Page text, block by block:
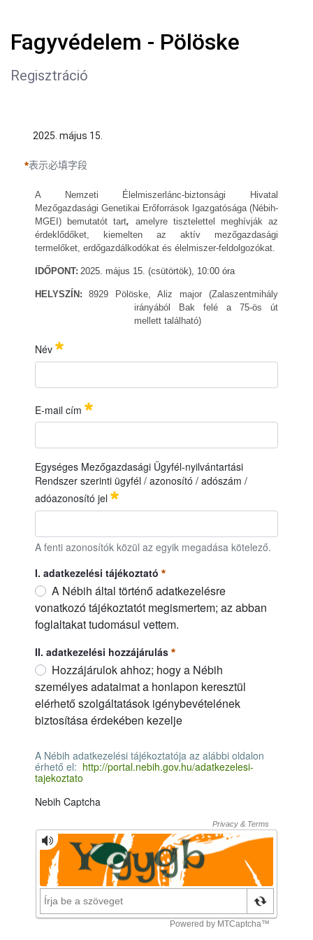
Fagyvédelem - Pölöske
Regisztráció
2025. május 15.
表示必填字段
A Nemzeti Élelmiszerlánc-biztonsági Hivatal
Mezőgazdasági Genetikai Erőforrások Igazgatósága (Nébih-
MGEI) bemutatót tart, amelyre tisztelettel meghívják az
érdeklődőket, kiemelten az aktív mezőgazdasági
termelőket, erdőgazdálkodókat és élelmiszer-feldolgozókat.
IDŐPONT: 2025. május 15. (csütörtök), 10:00 óra
HELYSZÍN:
8929 Pölöske, Aliz major (Zalaszentmihály
irányából Bak felé a 75-ös út
mellett található)
A Nemzeti Élelmiszerlánc-biztonsági Hivatal Mezőgazdasági
Név
E-mail cím
Egységes Mezőgazdasági Ügyfél-nyilvántartási
Rendszer szerinti ügyfél / azonosító / adószám /
adóazonosító jel
Egységes Mezőgazdasági Ügyfél-nyilvántartási Rendszer
A fenti azonosítók közül az egyik megadása kötelező.
I. adatkezelési tájékoztató
A Nébih által történő adatkezelésre
vonatkozó tájékoztatót megismertem; az abban
foglaltakat tudomásul vettem.
II. adatkezelési hozzájárulás
Hozzájárulok ahhoz; hogy a Nébih
személyes adataimat a honlapon keresztül
elérhető szolgáltatások igénybevételének
biztosítása érdekében kezelje
A Nébih adatkezelési tájékoztatója az alábbi oldalon
érhető el: http://portal.nebih.gov.hu/adatkezelesi-
tajekoztato
A Nébih adatkezelési tájékoztatója az alábbi oldalon érhető
Nebih Captcha